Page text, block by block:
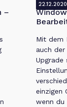
–
22.12.2020
Mit dem
auch
Upgrade
einzigen
wenn du